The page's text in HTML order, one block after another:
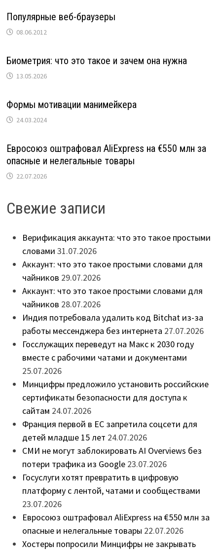
Популярные веб-браузеры
08.06.2012
Биометрия: что это такое и зачем она нужна
13.05.2026
Формы мотивации манимейкера
24.03.2024
Евросоюз оштрафовал AliExpress на €550 млн за
опасные и нелегальные товары
22.07.2026
Свежие записи
Верификация аккаунта: что это такое простыми
словами 31.07.2026
Аккаунт: что это такое простыми словами для
чайников 29.07.2026
Аккаунт: что это такое простыми словами для
чайников 28.07.2026
Индия потребовала удалить код Bitchat из-за
работы мессенджера без интернета 27.07.2026
Госслужащих переведут на Макс к 2030 году
вместе с рабочими чатами и документами
25.07.2026
Минцифры предложило установить российские
сертификаты безопасности для доступа к
сайтам 24.07.2026
Франция первой в ЕС запретила соцсети для
детей младше 15 лет 24.07.2026
СМИ не могут заблокировать AI Overviews без
потери трафика из Google 23.07.2026
Госуслуги хотят превратить в цифровую
платформу с лентой, чатами и сообществами
23.07.2026
Евросоюз оштрафовал AliExpress на €550 млн за
опасные и нелегальные товары 22.07.2026
Хостеры попросили Минцифры не закрывать